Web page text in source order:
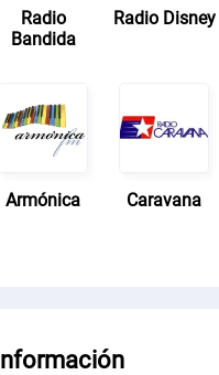
Radio
Bandida
Radio Disney
Armónica Caravana
Información